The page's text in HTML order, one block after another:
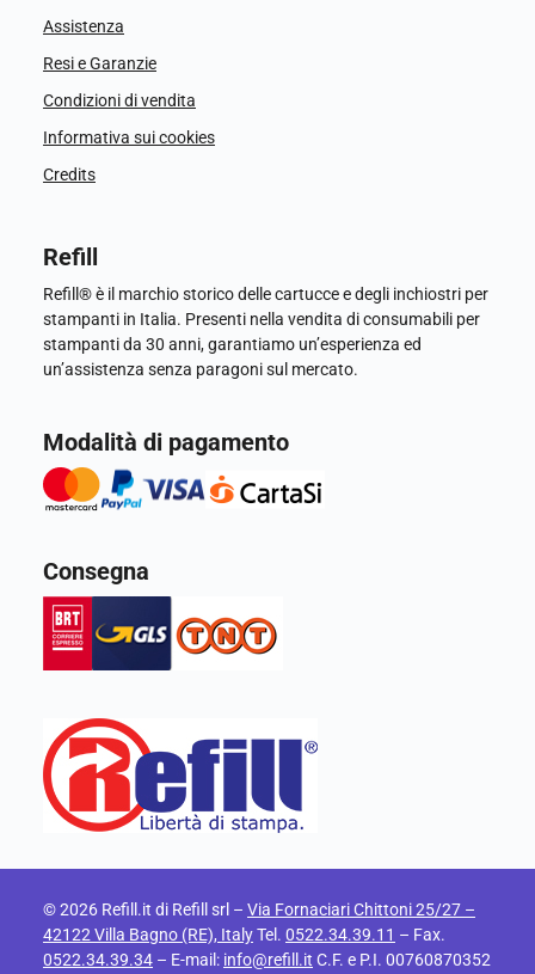
Assistenza
Resi e Garanzie
Condizioni di vendita
Informativa sui cookies
Credits
Refill
Refill® è il marchio storico delle cartucce e degli inchiostri per
stampanti in Italia. Presenti nella vendita di consumabili per
stampanti da 30 anni, garantiamo un’esperienza ed
un’assistenza senza paragoni sul mercato.
Modalità di pagamento
Consegna
© 2026 Refill.it di Refill srl – Via Fornaciari Chittoni 25/27 –
42122 Villa Bagno (RE), ItalyTel. 0522.34.39.11 – Fax.
0522.34.39.34 – E-mail: info@refill.it C.F. e P.I. 00760870352